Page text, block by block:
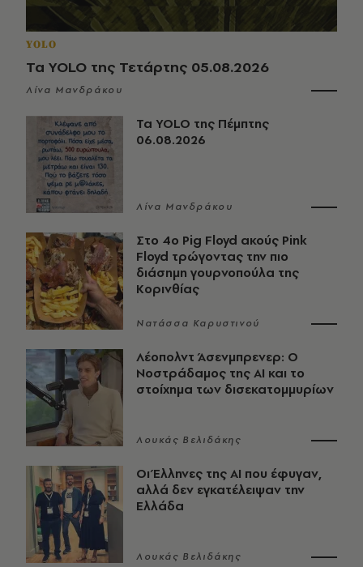
YOLO
Τα YOLO της Τετάρτης 05.08.2026
Λίνα Μανδράκου
Τα YOLO της Πέμπτης
06.08.2026
Λίνα Μανδράκου
Στο 4ο Pig Floyd ακούς Pink
Floyd τρώγοντας την πιο
διάσημη γουρνοπούλα της
Κορινθίας
Νατάσσα Καρυστινού
Λέοπολντ Άσενμπρενερ: Ο
Νοστράδαμος της AI και το
στοίχημα των δισεκατομμυρίων
Λουκάς Βελιδάκης
Οι Έλληνες της ΑΙ που έφυγαν,
αλλά δεν εγκατέλειψαν την
Ελλάδα
Λουκάς Βελιδάκης